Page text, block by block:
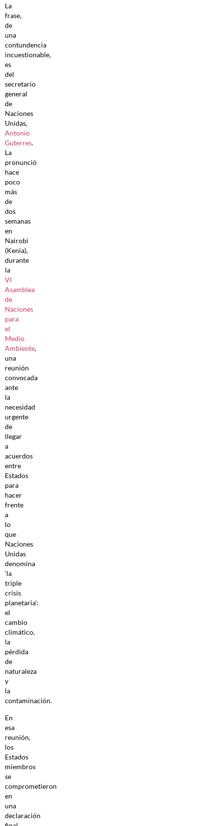
La
frase,
de
una
contundencia
incuestionable,
es
del
secretario
general
de
Naciones
Unidas,
Antonio
Guterres.
La
pronunció
hace
poco
más
de
dos
semanas
en
Nairobi
(Kenia),
durante
la
VI
Asamblea
de
Naciones
para
el
Medio
Ambiente,
una
reunión
convocada
ante
la
necesidad
urgente
de
llegar
a
acuerdos
entre
Estados
para
hacer
frente
a
lo
que
Naciones
Unidas
denomina
‘la
triple
crisis
planetaria’:
el
cambio
climático,
la
pérdida
de
naturaleza
y
la
contaminación.
En
esa
reunión,
los
Estados
miembros
se
comprometieron
en
una
declaración